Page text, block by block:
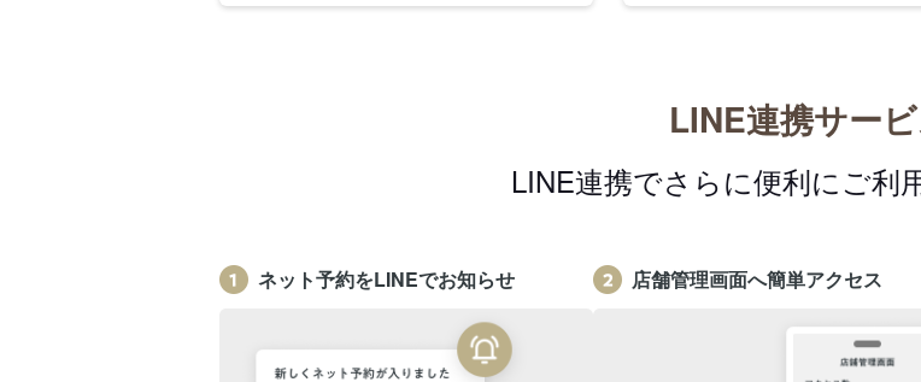
LINE連携サー
LINE連携でさらに便利にご利
ネット予約をLINEでお知らせ 店舗管理画面へ簡単アクセス